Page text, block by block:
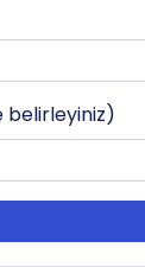
belirleyiniz)